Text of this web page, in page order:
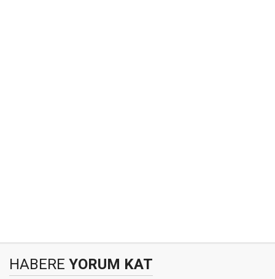
HABERE YORUM KAT